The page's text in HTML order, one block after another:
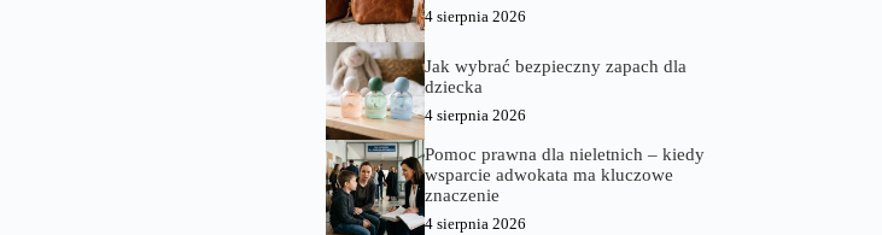
4 sierpnia 2026
Jak wybrać bezpieczny zapach dla
dziecka
4 sierpnia 2026
Pomoc prawna dla nieletnich – kiedy
wsparcie adwokata ma kluczowe
znaczenie
4 sierpnia 2026